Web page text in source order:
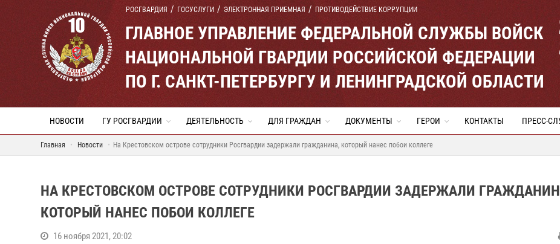
РОСГВАРДИЯ ГОСУСЛУГИ ЭЛЕКТРОННАЯ ПРИЕМНАЯ ПРОТИВОДЕЙСТВИЕ КОРРУПЦИИ
ГЛАВНОЕ УПРАВЛЕНИЕ ФЕДЕРАЛЬНОЙ СЛУЖБЫ ВОЙСК
НАЦИОНАЛЬНОЙ ГВАРДИИ РОССИЙСКОЙ ФЕДЕРАЦИИ
ПО Г. САНКТ-ПЕТЕРБУРГУ И ЛЕНИНГРАДСКОЙ ОБЛАСТИ
НОВОСТИ ГУ РОСГВАРДИИ ДЕЯТЕЛЬНОСТЬ ДЛЯ ГРАЖДАН ДОКУМЕНТЫ ГЕРОИ КОНТАКТЫ ПРЕСС-
Главная Новости На Крестовском острове сотрудники Росгвардии задержали гражданина, который нанес побои коллеге
НА КРЕСТОВСКОМ ОСТРОВЕ СОТРУДНИКИ РОСГВАРДИИ ЗАДЕРЖАЛИ
КОТОРЫЙ НАНЕС ПОБОИ КОЛЛЕГЕ
16 ноября 2021, 20:02